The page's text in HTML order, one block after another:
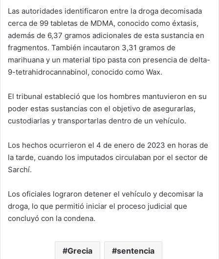
Las autoridades identificaron entre la droga decomisada
cerca de 99 tabletas de MDMA, conocido como éxtasis,
además de 6,37 gramos adicionales de esta sustancia en
fragmentos. También incautaron 3,31 gramos de
marihuana y un material tipo pasta con presencia de delta-
9-tetrahidrocannabinol, conocido como Wax.
El tribunal estableció que los hombres mantuvieron en su
poder estas sustancias con el objetivo de asegurarlas,
custodiarlas y transportarlas dentro de un vehículo.
Los hechos ocurrieron el 4 de enero de 2023 en horas de
la tarde, cuando los imputados circulaban por el sector de
Sarchí.
Los oficiales lograron detener el vehículo y decomisar la
droga, lo que permitió iniciar el proceso judicial que
concluyó con la condena.
Grecia sentencia